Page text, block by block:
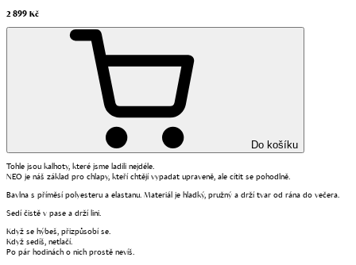
2 899 Kč
Do košíku
Tohle jsou kalhoty, které jsme ladili nejdéle.
NEO je náš základ pro chlapy, kteří chtějí vypadat upraveně, ale cítit se pohodlně.
Bavlna s příměsí polyesteru a elastanu. Materiál je hladký, pružný a drží tvar od rána do večera.
Sedí čistě v pase a drží lini.
Když se hýbeš, přizpůsobí se.
Když sedíš, netlačí.
Po pár hodinách o nich prostě nevíš.